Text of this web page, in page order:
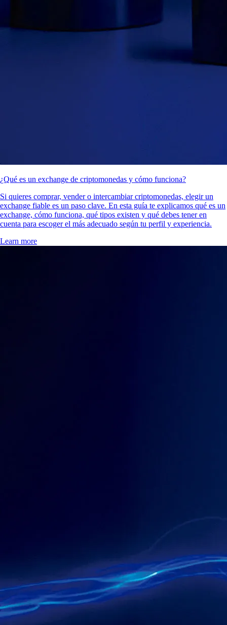
¿Qué es un exchange de criptomonedas y cómo funciona?
Si quieres comprar, vender o intercambiar criptomonedas, elegir un
exchange fiable es un paso clave. En esta guía te explicamos qué es un
exchange, cómo funciona, qué tipos existen y qué debes tener en
cuenta para escoger el más adecuado según tu perfil y experiencia.
Learn more